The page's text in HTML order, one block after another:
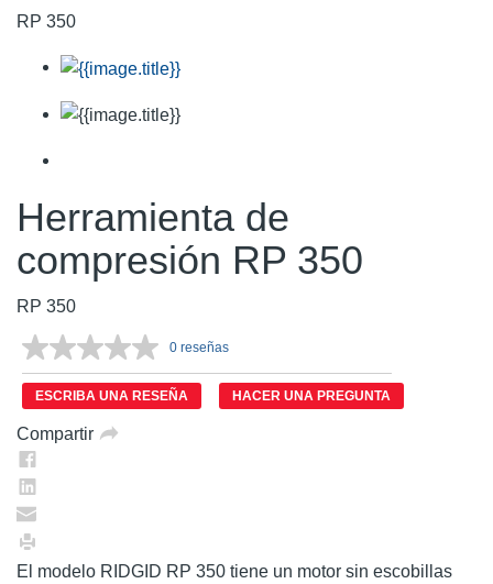
RP 350
Herramienta de
compresión RP 350
RP 350
Sin
puntuación.
Enlace
en
0 reseñas
ESCRIBA UNA RESEÑA HACER UNA PREGUNTA
Compartir
El modelo RIDGID RP 350 tiene un motor sin escobillas